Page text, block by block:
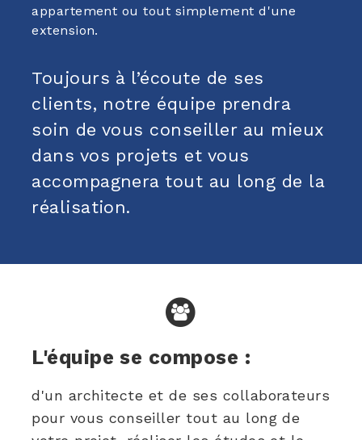
appartement ou tout simplement d'une
extension.
Toujours à l’écoute de ses
clients, notre équipe prendra
soin de vous conseiller au mieux
dans vos projets et vous
accompagnera tout au long de la
réalisation.
L'équipe se compose :
d'un architecte et de ses collaborateurs
pour vous conseiller tout au long de